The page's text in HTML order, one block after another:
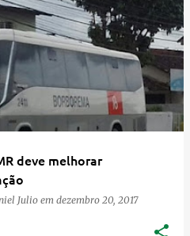
deve melhorar
Julioem dezembro 20, 2017